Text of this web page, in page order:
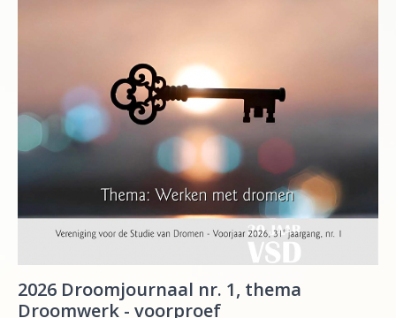
2026 Droomjournaal nr. 1, thema
Droomwerk - voorproef